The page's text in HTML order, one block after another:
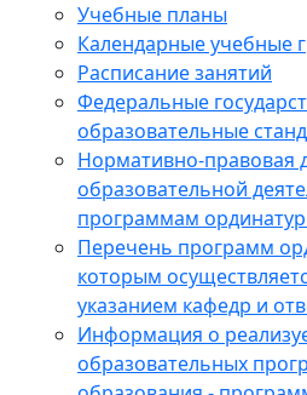
Учебные планы
Календарные учебные
Расписание занятий
Федеральные
образовательные
Нормативно-правовая
образовательной
программам
Перечень программ
которым
указанием кафедр и
Информация о
образовательных